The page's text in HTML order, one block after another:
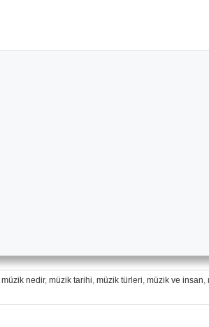
müzik nedir, müzik tarihi, müzik türleri, müzik ve insan,